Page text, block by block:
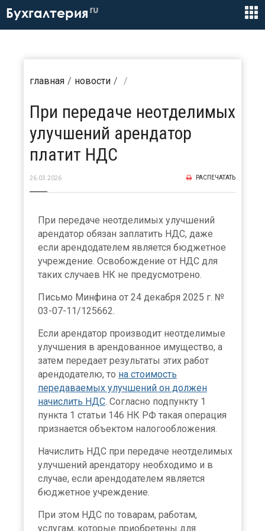
Бухгалтерия ru
главная новости
При передаче неотделимых
улучшений арендатор
платит НДС
26.03.2026 РАСПЕЧАТАТЬ
При передаче неотделимых улучшений
арендатор обязан заплатить НДС, даже
если арендодателем является бюджетное
учреждение. Освобождение от НДС для
таких случаев НК не предусмотрено.
Письмо Минфина от 24 декабря 2025 г. №
03-07-11/125662.
Если арендатор производит неотделимые
улучшения в арендованное имущество, а
затем передает результаты этих работ
арендодателю, то на стоимость
передаваемых улучшений он должен
начислить НДС. Согласно подпункту 1
пункта 1 статьи 146 НК РФ такая операция
признается объектом налогообложения.
Начислить НДС при передаче неотделимых
улучшений арендатору необходимо и в
случае, если арендодателем является
бюджетное учреждение.
При этом НДС по товарам, работам,
услугам, которые приобретены для